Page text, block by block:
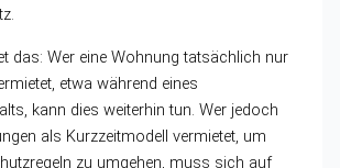
das: Wer eine Wohnung tatsächlich nur
etwa während eines
kann dies weiterhin tun. Wer jedoch
als Kurzzeitmodell vermietet, um
zu umgehen, muss sich auf